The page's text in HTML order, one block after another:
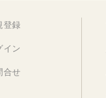
登録
イン
合せ